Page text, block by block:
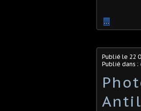
…
Publié le 22
Publié dans :